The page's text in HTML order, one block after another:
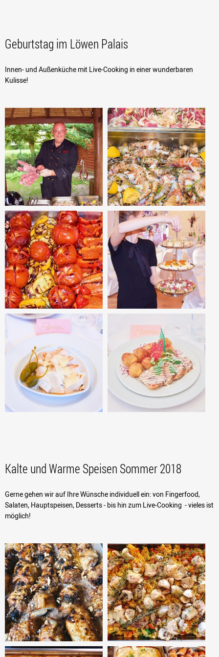
Geburtstag im Löwen Palais
Innen- und Außenküche mit Live-Cooking in einer wunderbaren
Kulisse!
Kalte und Warme Speisen Sommer 2018
Gerne gehen wir auf Ihre Wünsche individuell ein: von Fingerfood,
Salaten, Hauptspeisen, Desserts - bis hin zum Live-Cooking - vieles ist
möglich!